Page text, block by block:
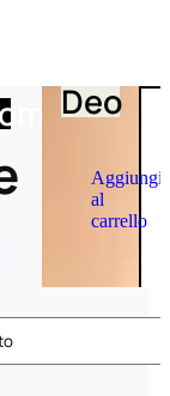
Deo
Aggiungi
al
carrello